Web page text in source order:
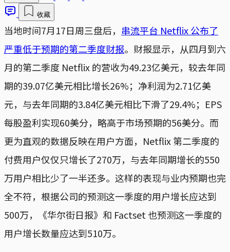
收藏
当地时间7月17日周三盘后， 串流平台 Netflix 公布了
严重低于预期的第二季度财报。财报显示，从四月到六
月的第二季度 Netflix 的营收为49.23亿美元，较去年同
期的39.07亿美元相比增长26%；净利润为2.71亿美
元，与去年同期的3.84亿美元相比下滑了29.4%；EPS
每股盈利实现60美分，略高于市场预期的56美分。而
更为直观的数据反映在用户方面，Netflix 第二季度的
付费用户仅仅只增长了270万，与去年同期增长的550
万用户相比少了一半还多。这样的表现与业内预期也完
全不符，根据公司的预测这一季度的用户增长应达到
500万，《华尔街日报》和 Factset 也预测这一季度的
用户增长数量应达到510万。